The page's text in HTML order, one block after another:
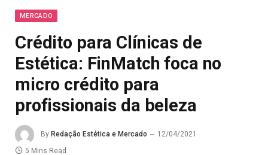
MERCADO
Crédito para Clínicas de
Estética: FinMatch foca no
micro crédito para
profissionais da beleza
By Redação Estética e Mercado
12/04/2021
5 Mins Read